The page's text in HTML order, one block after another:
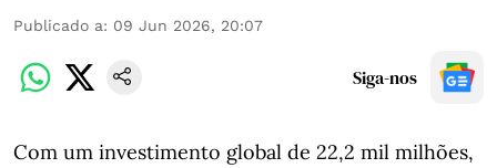
Publicado a: 09 Jun 2026, 20:07
Siga-nos
Com um investimento global de 22,2 mil milhões,